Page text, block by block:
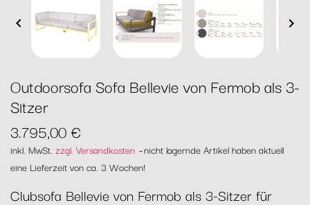
 
Outdoorsofa Sofa Bellevie von Fermob als 3-
Sitzer
3.795,00 €
inkl. MwSt. zzgl. Versandkosten nicht lagernde Artikel haben aktuell
eine Lieferzeit von ca. 3 Wochen!
Clubsofa Bellevie von Fermob als 3-Sitzer für